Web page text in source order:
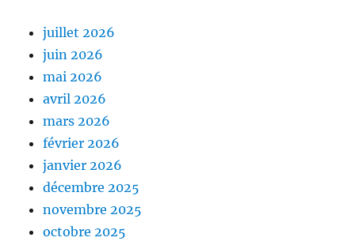
juillet 2026
juin 2026
mai 2026
avril 2026
mars 2026
février 2026
janvier 2026
décembre 2025
novembre 2025
octobre 2025